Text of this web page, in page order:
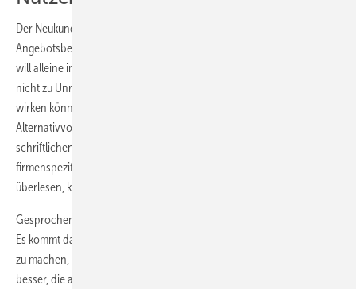
Der Neukunde (Erstanfrager) ist nicht immer begeistert von der
Angebotsbesprechung vor Ort. Er fürchtet, bedrängt zu werden und
will alleine in Ruhe entscheiden. Und auch Sie als Anbieter befürchten
nicht zu Unrecht, dass die Besprechung des Angebots aufdringlich
wirken könnte. Andererseits können technische Details und
Alternativvorschläge vor Ort weit besser geklärt werden als in einem
schriftlichen Angebot. Komplizierte Technik ist erklärungsbedürftig,
firmenspezifische Leistungen des Anbieters werden im Angebot gerne
überlesen, können persönlich besser präsentiert werden.
Gesprochene Informationen wirken eben anders als geschriebene.
Es kommt darauf an, dem Kunden den Nutzen der Besprechung klar
zu machen, ihn für einen Termin zu gewinnen. Nirgendwo ist es
besser, die angebotene Leistung zu besprechen, als beim Kunden vor